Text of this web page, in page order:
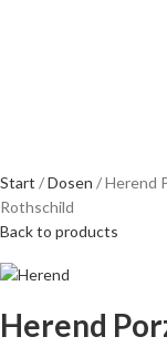
Start Dosen
Herend
Rothschild
Back to products
Herend